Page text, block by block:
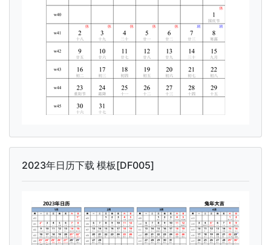
2023年日历下载 模板[DF005]